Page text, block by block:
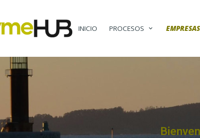
INICIO PROCESOS